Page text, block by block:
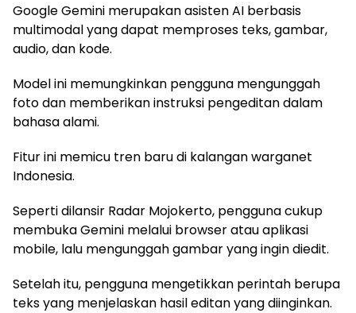
Google Gemini merupakan asisten AI berbasis
multimodal yang dapat memproses teks, gambar,
audio, dan kode.
Model ini memungkinkan pengguna mengunggah
foto dan memberikan instruksi pengeditan dalam
bahasa alami.
Fitur ini memicu tren baru di kalangan warganet
Indonesia.
Seperti dilansir Radar Mojokerto, pengguna cukup
membuka Gemini melalui browser atau aplikasi
mobile, lalu mengunggah gambar yang ingin diedit.
Setelah itu, pengguna mengetikkan perintah berupa
teks yang menjelaskan hasil editan yang diinginkan.